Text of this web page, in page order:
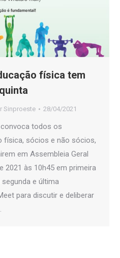
física tem
Sinproeste 28/04/2021
todos os
física, sócios e não sócios,
em Assembleia Geral
2021 às 10h45 em primeira
e última
para discutir e deliberar